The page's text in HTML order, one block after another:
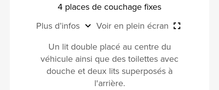
4 places de couchage fixes
Plus d’infos
Voir en plein écran
Un lit double placé au centre du
véhicule ainsi que des toilettes avec
douche et deux lits superposés à
l'arrière.